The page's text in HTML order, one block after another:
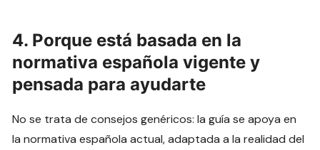
4. Porque está basada en la
normativa española vigente y
pensada para ayudarte
No se trata de consejos genéricos: la guía se apoya en
la normativa española actual, adaptada a la realidad del